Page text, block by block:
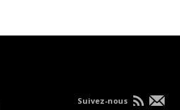
Suivez-nous